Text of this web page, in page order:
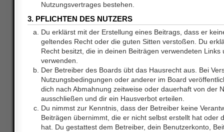
Nutzungsvertrages bestehen.
3. PFLICHTEN DES NUTZERS
Du erklärst mit der Erstellung eines Beitrags, dass er
geltendes Recht oder die guten Sitten verstoßen. Du
Recht besitzt, die in deinen Beiträgen verwendeten Links
verwenden.
Der Betreiber des Boards übt das Hausrecht aus. Bei
Nutzungsbedingungen oder anderer im Board
dich nach Abmahnung zeitweise oder dauerhaft von der
ausschließen und dir ein Hausverbot erteilen.
Du nimmst zur Kenntnis, dass der Betreiber keine
Beiträgen übernimmt, die er nicht selbst erstellt hat oder
hat. Du gestattest dem Betreiber, dein Benutzerkonto,